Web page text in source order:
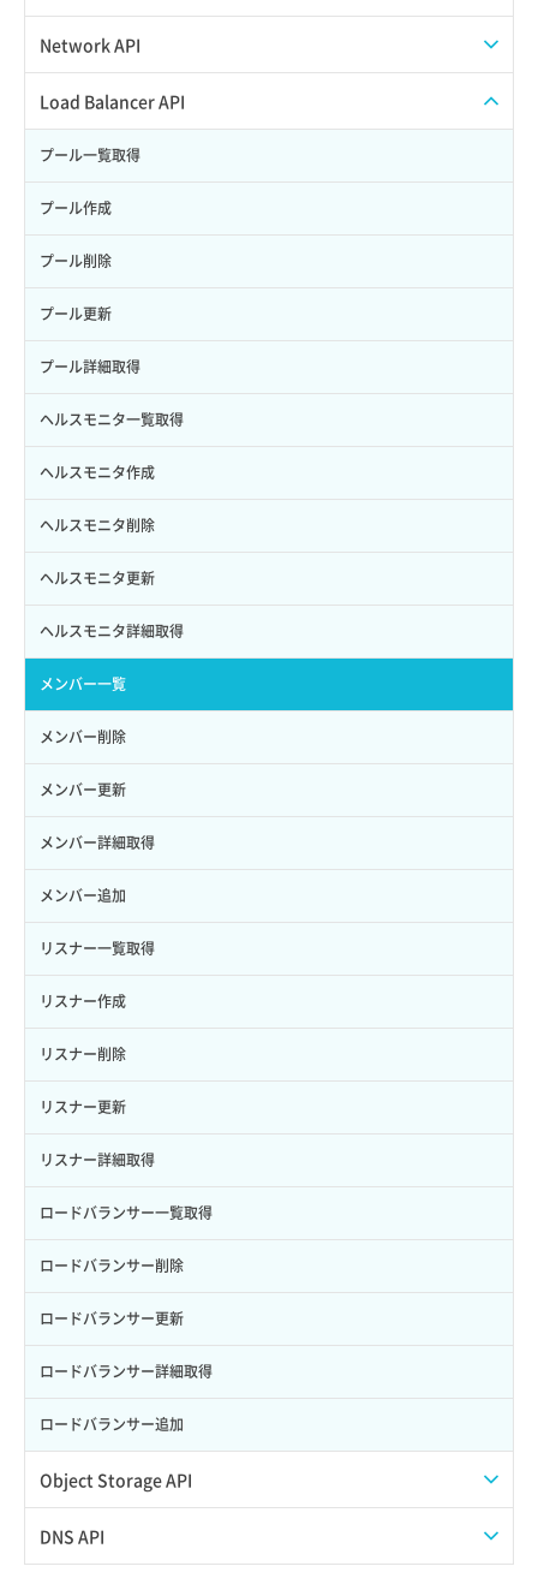
サブユーザーにロールを紐づけ
サブユーザー一覧取得
サブユーザー作成
サブユーザー削除
サブユーザー更新
サブユーザー詳細取得
トークン発行
パーミッション一覧取得
ロールからパーミッションを紐づけ解除
ロールにパーミッションを紐づけ
ロール一覧取得
ロール作成
ロール削除
ロール更新
ロール詳細取得
スナップショット削除
ISOイメージ作成
イメージ一覧取得
イメージ保存使用量取得
イメージ保存容量取得
イメージ保存容量変更
イメージ削除
イメージ詳細取得
ISOイメージ挿入/排出
SSHキーペア一覧取得
SSHキーペア作成
SSHキーペア削除
SSHキーペア詳細取得
アタッチ済みポート一覧取得
アタッチ済みポート詳細取得
アタッチ済みボリューム一覧
アタッチ済みボリューム詳細取得
コンソールURL発行
サーバーに紐づくアドレス取得
サーバーに紐づくアドレス取得（ネットワーク指定）
サーバーに紐づくセキュリティグループ取得
サーバープラン一覧取得
サーバープラン変更
サーバープラン詳細一覧取得
サーバープラン詳細取得
サーバーメタデータ取得
サーバーメタデータ更新（ネームタグ変更）
サーバー一覧取得
サーバー作成
サーバー再構築（OS再インストール）
サーバー利用状況グラフ（CPU）
サーバー利用状況グラフ（ディスクIO）
サーバー利用状況グラフ（トラフィック）
サーバー削除
サーバー操作（起動/停止/再起動/強制停止）
サーバー設定切替
Network API
QoSポリシー一覧取得
QoSポリシー詳細取得
サブネット一覧取得
サブネット作成（ローカルネットワーク用）
サブネット削除（ローカルネットワーク用）
サブネット詳細取得
セキュリティグループ ルール一覧取得
セキュリティグループ ルール作成
セキュリティグループ ルール削除
セキュリティグループ ルール詳細取得
セキュリティグループ一覧取得
セキュリティグループ作成
セキュリティグループ削除
セキュリティグループ更新
セキュリティグループ詳細取得
ネットワーク一覧取得
ネットワーク作成（ローカルネットワーク用）
ネットワーク削除（ローカルネットワーク用）
ネットワーク詳細取得
ポート一覧取得
ポート作成（ローカルネットワーク用）
ポート作成（追加IP用）
ポート削除
ポート更新
ポート詳細取得
Load Balancer API
プール一覧取得
プール作成
プール削除
プール更新
プール詳細取得
ヘルスモニタ一覧取得
ヘルスモニタ作成
ヘルスモニタ削除
ヘルスモニタ更新
ヘルスモニタ詳細取得
メンバー一覧
メンバー削除
メンバー更新
メンバー詳細取得
メンバー追加
リスナー一覧取得
リスナー作成
リスナー削除
リスナー更新
リスナー詳細取得
ロードバランサー一覧取得
ロードバランサー削除
ロードバランサー更新
ロードバランサー詳細取得
ロードバランサー追加
Object Storage API
Web公開
DNS API